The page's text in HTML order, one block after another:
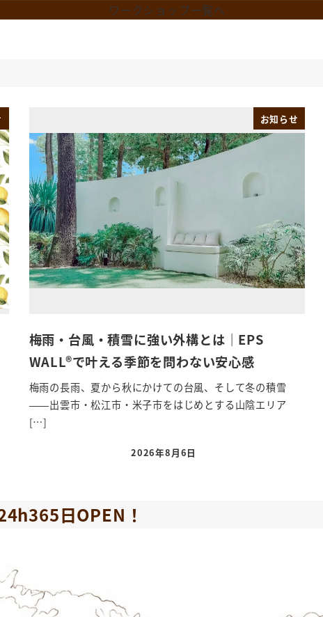
ワークショップ一覧へ
お知らせ
梅雨・台風・積雪に強い外構とは｜EPS
WALL®で叶える季節を問わない安心感
梅雨の長雨、夏から秋にかけての台風、そして冬の積雪
——出雲市・松江市・米子市をはじめとする山陰エリア
[…]
2026年8月6日
日OPEN！